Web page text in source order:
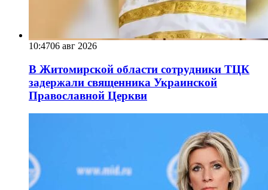
10:4706 авг 2026
В Житомирской области сотрудники ТЦК
задержали священника Украинской
Православной Церкви